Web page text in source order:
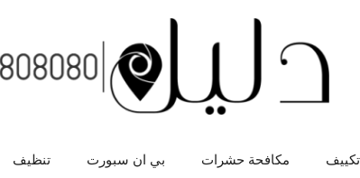
تكييف مكافحة حشرات بي ان سبورت تنظيف